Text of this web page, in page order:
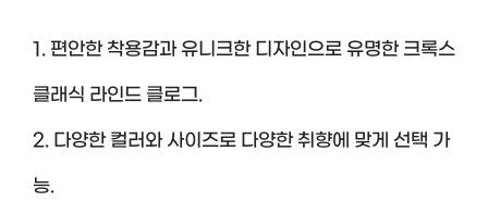
1. 편안한 착용감과 유니크한 디자인으로 유명한 크록스
클래식 라인드 클로그.
2. 다양한 컬러와 사이즈로 다양한 취향에 맞게 선택 가
능.